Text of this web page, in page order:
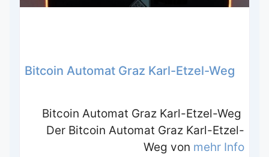
Bitcoin Automat Graz Karl-Etzel-Weg
Bitcoin Automat Graz Karl-Etzel-Weg
Der Bitcoin Automat Graz Karl-Etzel-
Weg von mehr Info